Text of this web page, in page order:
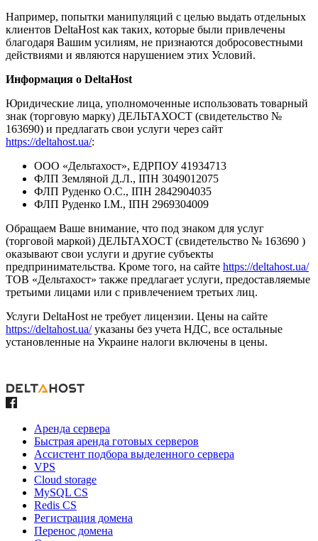
Например, попытки манипуляций с целью выдать отдельных
клиентов DeltaHost как таких, которые были привлечены
благодаря Вашим усилиям, не признаются добросовестными
действиями и являются нарушением этих Условий.
Информация о DeltaHost
Юридические лица, уполномоченные использовать товарный
знак (торговую марку) ДЕЛЬТАХОСТ (свидетельство №
163690) и предлагать свои услуги через сайт
https://deltahost.ua/:
ООО «Дельтахост», ЕДРПОУ 41934713
ФЛП Земляной Д.Л., ІПН 3049012075
ФЛП Руденко О.С., ІПН 2842904035
ФЛП Руденко І.М., ІПН 2969304009
Обращаем Ваше внимание, что под знаком для услуг
(торговой маркой) ДЕЛЬТАХОСТ (свидетельство № 163690 )
оказывают свои услуги и другие субъекты
предпринимательства. Кроме того, на сайте https://deltahost.ua/
ТОВ «Дельтахост» также предлагает услуги, предоставляемые
третьими лицами или с привлечением третьих лиц.
Услуги DeltaHost не требует лицензии. Цены на сайте
https://deltahost.ua/указаны без учета НДС, все остальные
установленные на Украине налоги включены в цены.
Аренда сервера
Быстрая аренда готовых серверов
Ассистент подбора выделенного сервера
VPS
Cloud storage
MySQL CS
Redis CS
Регистрация домена
Перенос домена